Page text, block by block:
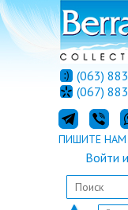
Войти
(063)
(067)
ПИШИТЕ НАМ